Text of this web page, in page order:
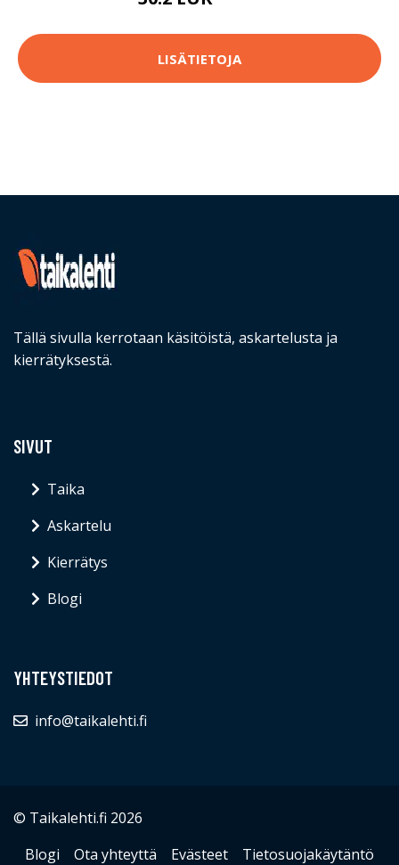
LISÄTIETOJA
Tällä sivulla kerrotaan käsitöistä, askartelusta ja
kierrätyksestä.
SIVUT
Taika
Askartelu
Kierrätys
Blogi
YHTEYSTIEDOT
info@taikalehti.fi
© Taikalehti.fi 2026
Blogi
Ota yhteyttä Evästeet Tietosuojakäytäntö